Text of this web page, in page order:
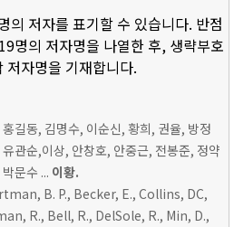
의 저자를 표기할 수 있습니다. 반점
명의 저자명을 나열한 후, 생략부호
저자명을 기재합니다.
길동, 김명수, 이순신, 황희, 권율, 방정
관순,이상, 안창호, 안중근, 전봉준, 정약
문수 ... 이황.
B. P., Becker, E., Collins, DC,
R., Bell, R., DelSole, R., Min, D.,